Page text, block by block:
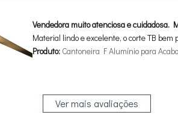
Vendedora muito atenciosa e cuidadosa.
Material lindo e excelente, o corte TB bem
Produto: Cantoneira F Alumínio para
Ver mais avaliações